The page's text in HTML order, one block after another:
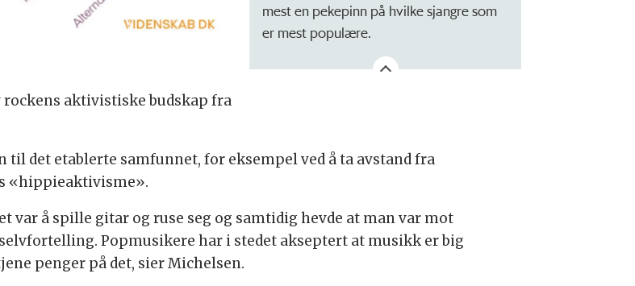
mest en pekepinn på hvilke sjangre som
er mest populære.
aktivistiske budskap fra
det etablerte samfunnet, for eksempel ved å ta avstand fra
«hippieaktivisme».
var å spille gitar og ruse seg og samtidig hevde at man var mot
Popmusikere har i stedet akseptert at musikk er big
penger på det, sier Michelsen.